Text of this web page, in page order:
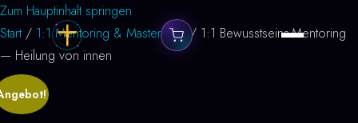
Zum Hauptinhalt springen
Start / 1:1 Mentoring & Masterclass / 1:1 Bewusstseins-Mentoring
— Heilung von innen